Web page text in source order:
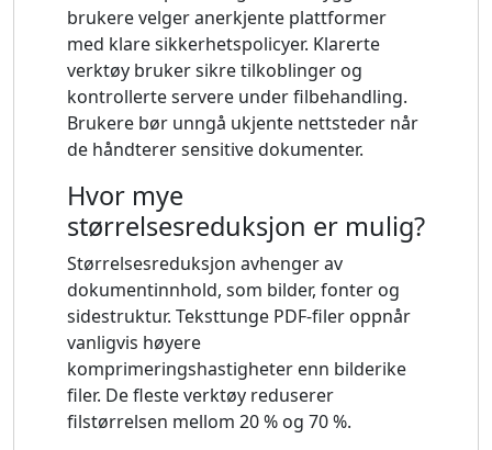
brukere velger anerkjente plattformer
med klare sikkerhetspolicyer. Klarerte
verktøy bruker sikre tilkoblinger og
kontrollerte servere under filbehandling.
Brukere bør unngå ukjente nettsteder når
de håndterer sensitive dokumenter.
Hvor mye
størrelsesreduksjon er mulig?
Størrelsesreduksjon avhenger av
dokumentinnhold, som bilder, fonter og
sidestruktur. Teksttunge PDF-filer oppnår
vanligvis høyere
komprimeringshastigheter enn bilderike
filer. De fleste verktøy reduserer
filstørrelsen mellom 20 % og 70 %.